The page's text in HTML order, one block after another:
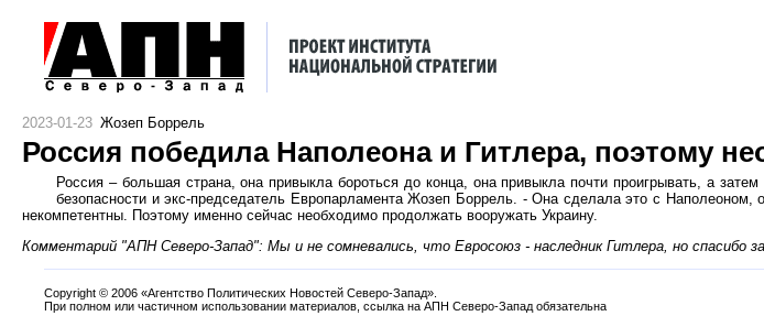
2023-01-23 Жозеп Боррель
Россия победила Наполеона и Гитлера, поэтому
Россия – большая страна, она привыкла бороться до конца, она привыкла почти проигрывать, а
безопасности и экс-председатель Европарламента Жозеп Боррель. - Она сделала это с
некомпетентны. Поэтому именно сейчас необходимо продолжать вооружать Украину.
Комментарий "АПН Северо-Запад": Мы и не сомневались, что Евросоюз - наследник Гитлера, но спасибо
Copyright © 2006 «Агентство Политических Новостей Северо-Запад».
При полном или частичном использовании материалов, ссылка на АПН Северо-Запад обязательна